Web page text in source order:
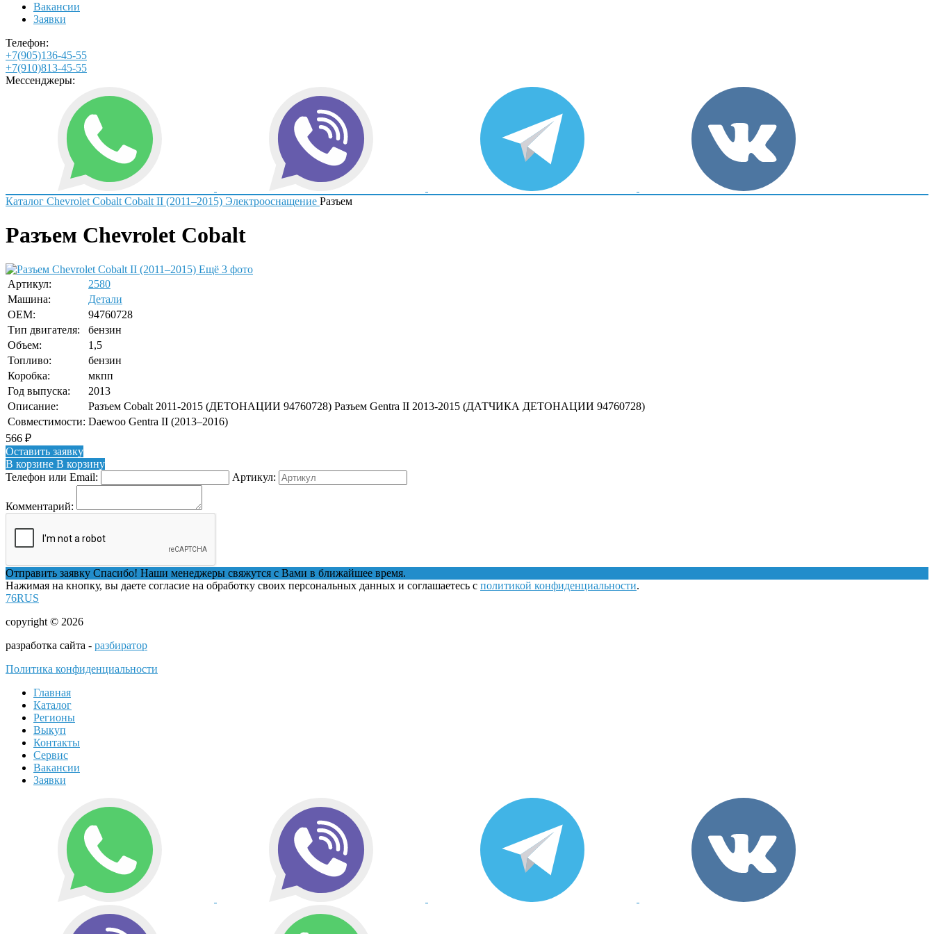
Вакансии
Заявки
Телефон:
+7(905)136-45-55
+7(910)813-45-55
Мессенджеры:
Каталог Chevrolet Cobalt Cobalt II (2011–2015) Электрооснащение Разъем
Разъем Chevrolet Cobalt
Ещё 3 фото
Артикул:
2580
Машина:
Детали
OEM:
94760728
Тип двигателя:
бензин
Объем:
1,5
Топливо:
бензин
Коробка:
мкпп
Год выпуска:
2013
Описание:
Разъем Cobalt 2011-2015 (ДЕТОНАЦИИ 94760728) Разъем Gentra II 2013-2015 (ДАТЧИКА ДЕТОНАЦИИ 94760728)
Совместимости: Daewoo Gentra II (2013–2016)
566 ₽
Оставить заявку
В корзине В корзину
Телефон или Email:
Артикул:
Комментарий:
Отправить заявку Спасибо! Наши менеджеры свяжутся с Вами в ближайшее время.
Нажимая на кнопку, вы даете согласие на обработку своих персональных данных и соглашаетесь с политикой конфиденциальности.
76RUS
copyright © 2026
разработка сайта - разбиратор
Политика конфиденциальности
Главная
Каталог
Регионы
Выкуп
Контакты
Сервис
Вакансии
Заявки